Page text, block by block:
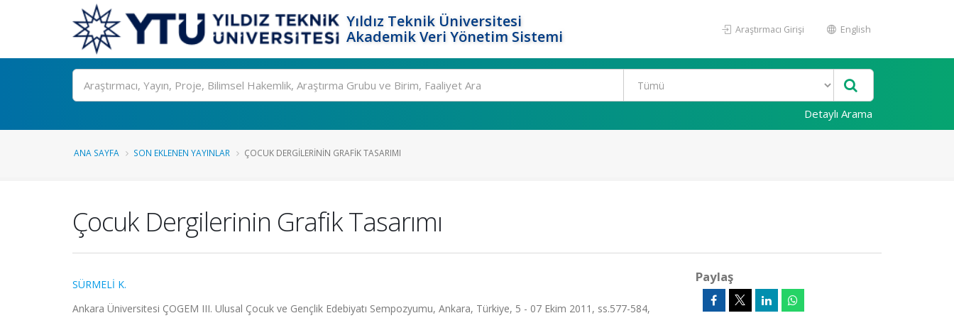
Yıldız Teknik Üniversitesi
Akademik Veri Yönetim Sistemi
Araştırmacı Girişi English
Ara
Detaylı Arama
ANA SAYFA SON EKLENEN YAYINLAR ÇOCUK DERGILERININ GRAFIK TASARIMI
Çocuk Dergilerinin Grafik Tasarımı
SÜRMELİ K.
Ankara Üniversitesi ÇOGEM III. Ulusal Çocuk ve Gençlik Edebiyatı Sempozyumu, Ankara, Türkiye, 5 - 07 Ekim 2011, ss.577-584,
Paylaş